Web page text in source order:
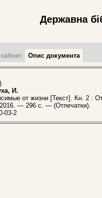
Державна
Опис документа
И.
от жизни [Текст]. Кн. 2 :
2016. — 296 с. — (Отпечатки).
03-2